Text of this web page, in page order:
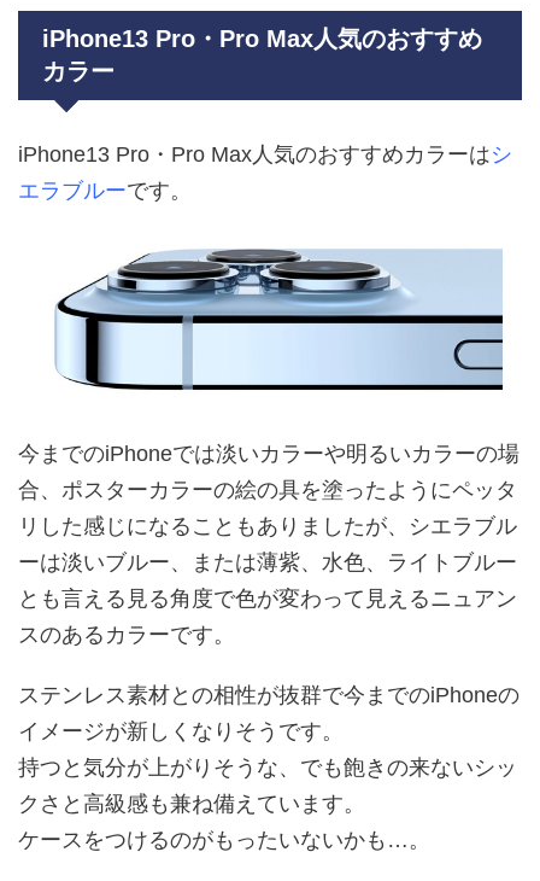
iPhone13 Pro・Pro Max人気のおすすめ
カラー
iPhone13 Pro・Pro Max人気のおすすめカラーはシ
エラブルーです。
今までのiPhoneでは淡いカラーや明るいカラーの場
合、ポスターカラーの絵の具を塗ったようにペッタ
リした感じになることもありましたが、シエラブル
ーは淡いブルー、または薄紫、水色、ライトブルー
とも言える見る角度で色が変わって見えるニュアン
スのあるカラーです。
ステンレス素材との相性が抜群で今までのiPhoneの
イメージが新しくなりそうです。
持つと気分が上がりそうな、でも飽きの来ないシッ
クさと高級感も兼ね備えています。
ケースをつけるのがもったいないかも…。